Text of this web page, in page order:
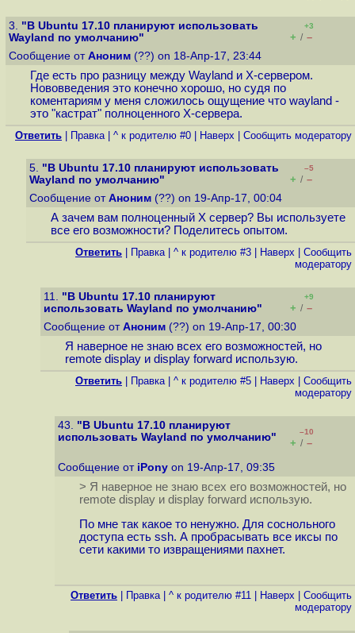
3. "В Ubuntu 17.10 планируют использовать
Wayland по умолчанию"
+3
+ / –
Сообщение от Аноним (??) on 18-Апр-17, 23:44
Где есть про разницу между Wayland и X-сервером.
Нововведения это конечно хорошо, но судя по
коментариям у меня сложилось ощущение что wayland -
это "кастрат" полноценного X-сервера.
Ответить Правка| ^ к родителю #0 Наверх Cообщить модератору
5. "В Ubuntu 17.10 планируют использовать
Wayland по умолчанию"
–5
+ / –
Сообщение от Аноним (??) on 19-Апр-17, 00:04
А зачем вам полноценный X сервер? Вы используете
все его возможности? Поделитесь опытом.
Ответить Правка| ^ к родителю #3 Наверх
Cообщить
модератору
11. "В Ubuntu 17.10 планируют
использовать Wayland по умолчанию"
+9
+ / –
Сообщение от Аноним (??) on 19-Апр-17, 00:30
Я наверное не знаю всех его возможностей, но
remote display и display forward использую.
Ответить Правка| ^ к родителю #5 Наверх
Cообщить
модератору
43. "В Ubuntu 17.10 планируют
использовать Wayland по умолчанию"
–10
+ / –
Сообщение от iPony on 19-Апр-17, 09:35
> Я наверное не знаю всех его возможностей, но
remote display и display forward использую.
По мне так какое то ненужно. Для соснольного
доступа есть ssh. А пробрасывать все иксы по
сети какими то извращениями пахнет.
Ответить Правка| ^ к родителю #11 Наверх
Cообщить
модератору